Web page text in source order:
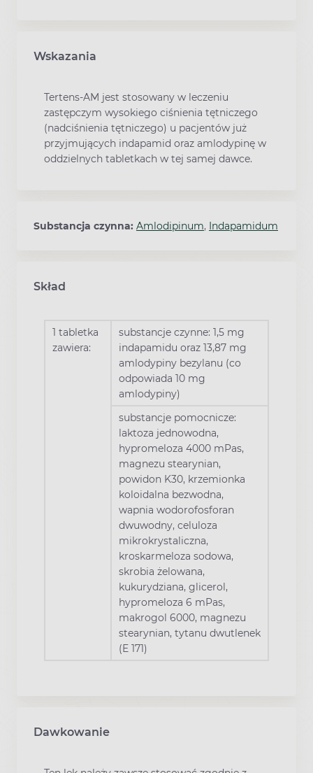
Wskazania
Tertens-AM jest stosowany w leczeniu
zastępczym wysokiego ciśnienia tętniczego
(nadciśnienia tętniczego) u pacjentów już
przyjmujących indapamid oraz amlodypinę w
oddzielnych tabletkach w tej samej dawce.
Substancja czynna: Amlodipinum, Indapamidum
Skład
1 tabletka
zawiera:
substancje czynne: 1,5 mg
indapamidu oraz 13,87 mg
amlodypiny bezylanu (co
odpowiada 10 mg
amlodypiny)
substancje pomocnicze:
laktoza jednowodna,
hypromeloza 4000 mPas,
magnezu stearynian,
powidon K30, krzemionka
koloidalna bezwodna,
wapnia wodorofosforan
dwuwodny, celuloza
mikrokrystaliczna,
kroskarmeloza sodowa,
skrobia żelowana,
kukurydziana, glicerol,
hypromeloza 6 mPas,
makrogol 6000, magnezu
stearynian, tytanu dwutlenek
(E 171)
Dawkowanie